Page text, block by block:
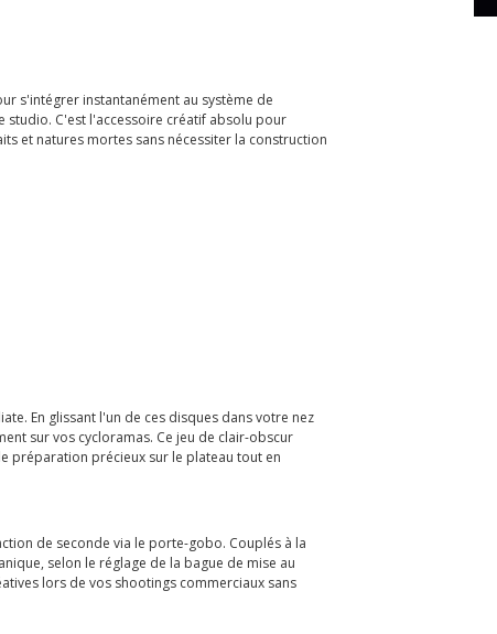
s'intégrer instantanément au système de
studio. C'est l'accessoire créatif absolu pour
et natures mortes sans nécessiter la construction
En glissant l'un de ces disques dans votre nez
sur vos cycloramas. Ce jeu de clair-obscur
préparation précieux sur le plateau tout en
de seconde via le porte-gobo. Couplés à la
selon le réglage de la bague de mise au
lors de vos shootings commerciaux sans